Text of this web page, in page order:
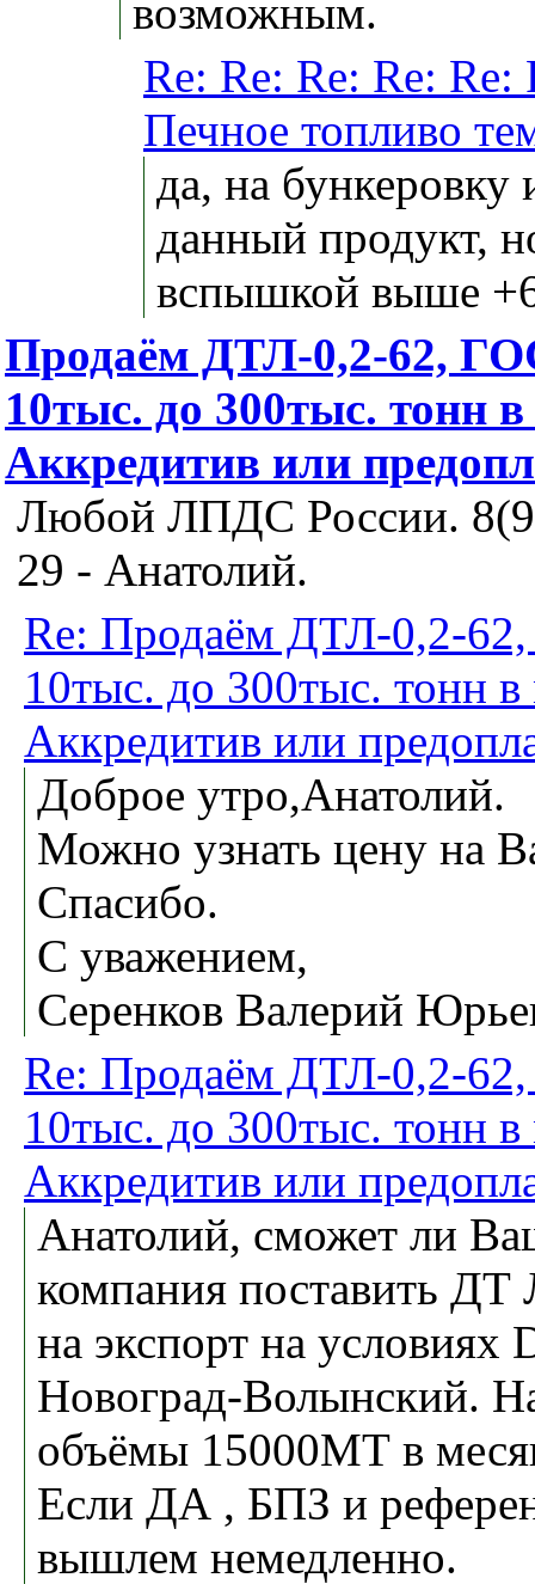
возможным.
Re: Re: Re: Re: Re:
Печное топливо
да, на бункеровку
данный продукт,
вспышкой выше
Продаём ДТЛ-0,2-62,
10тыс. до 300тыс. тонн
Аккредитив или
Любой ЛПДС России.
29 - Анатолий.
Re: Продаём ДТЛ-0,2-
10тыс. до 300тыс. тонн в
Аккредитив или
Доброе утро,Анатолий.
Можно узнать цену на
Спасибо.
С уважением,
Серенков Валерий
Re: Продаём ДТЛ-0,2-
10тыс. до 300тыс. тонн в
Аккредитив или
Анатолий, сможет ли
компания поставить ДТ
на экспорт на условиях
Новоград-Волынский.
объёмы 15000МТ в
Если ДА , БПЗ и
вышлем немедленно.